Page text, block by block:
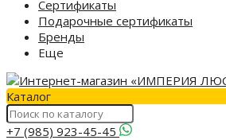
Сертификаты
Подарочные сертификаты
Бренды
Еще
Каталог
+7 (985) 923-45-45